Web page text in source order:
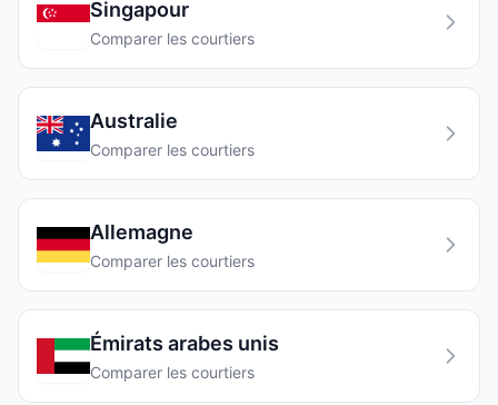
Singapour
Comparer les courtiers
Australie
Comparer les courtiers
Allemagne
Comparer les courtiers
Émirats arabes unis
Comparer les courtiers